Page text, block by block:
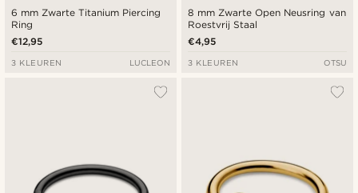
6 mm Zwarte Titanium Piercing
Ring
€12,95
3 KLEUREN LUCLEON
8 mm Zwarte Open Neusring van
Roestvrij Staal
€4,95
3 KLEUREN OTSU